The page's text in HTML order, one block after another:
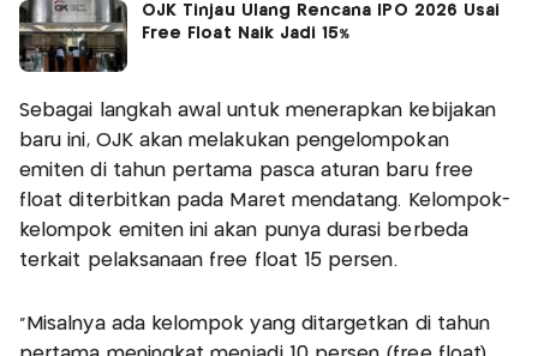
OJK Tinjau Ulang Rencana IPO 2026 Usai
Free Float Naik Jadi 15%
Sebagai langkah awal untuk menerapkan kebijakan
baru ini, OJK akan melakukan pengelompokan
emiten di tahun pertama pasca aturan baru free
float diterbitkan pada Maret mendatang. Kelompok-
kelompok emiten ini akan punya durasi berbeda
terkait pelaksanaan free float 15 persen.
"Misalnya ada kelompok yang ditargetkan di tahun